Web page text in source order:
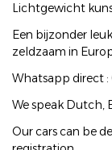
Lichtgewicht
Een bijzonder
zeldzaam in
Whatsapp direct :
We speak Dutch,
Our cars can be